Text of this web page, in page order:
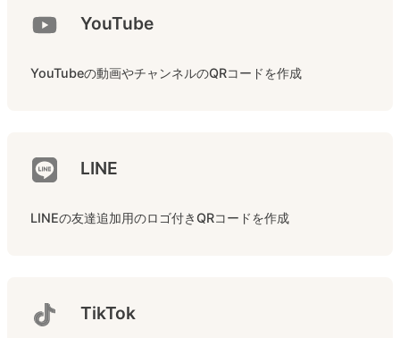
YouTube
YouTubeの動画やチャンネルのQRコードを作成
LINE
LINEの友達追加用のロゴ付きQRコードを作成
TikTok